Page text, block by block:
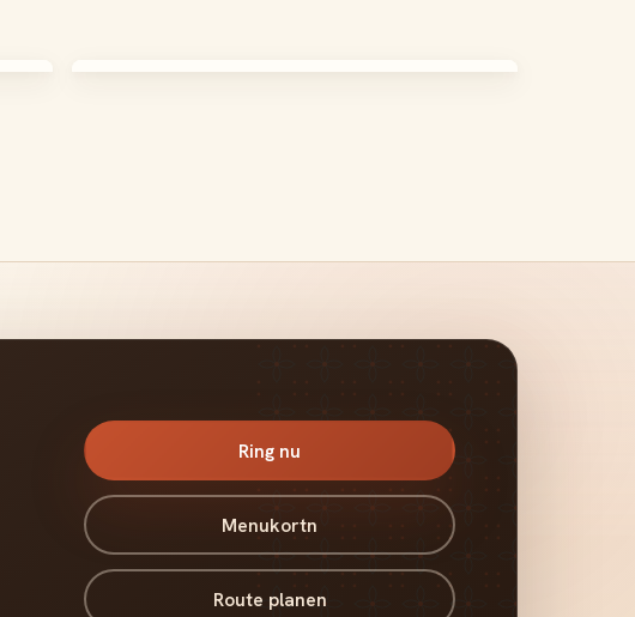
Ring nu
Menukortn
Route planen